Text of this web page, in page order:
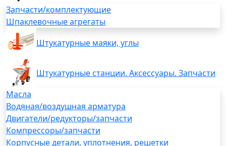
Запчасти/комплектующие
Шпаклевочные агрегаты
Штукатурные маяки, углы
Штукатурные станции. Аксессуары. Запчасти
Масла
Водяная/воздушная арматура
Двигатели/редукторы/запчасти
Компрессоры/запчасти
Корпусные детали, уплотнения, решетки